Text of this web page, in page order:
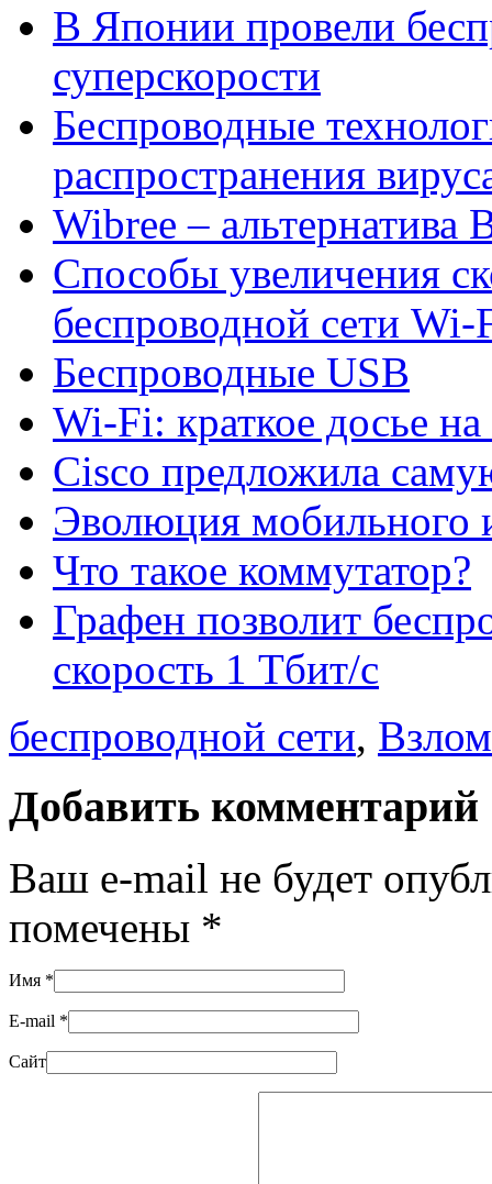
В Японии провели
суперскорости
Беспроводные
распространения
Wibree – альтернатива
Способы увеличения
беспроводной сети Wi-
Беспроводные USB
Wi-Fi: краткое досье
Cisco предложила
Эволюция мобильного
Что такое коммутатор?
Графен позволит
скорость 1 Тбит/с
беспроводной сети, Взлом
Добавить комментарий
Ваш e-mail не будет
помечены *
Имя *
E-mail *
Сайт